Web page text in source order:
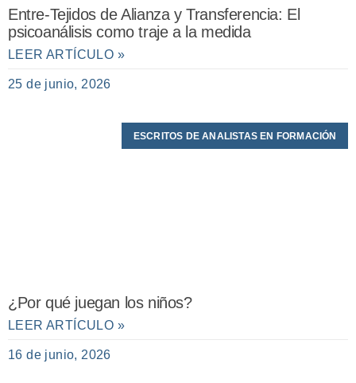
Entre-Tejidos de Alianza y Transferencia: El
psicoanálisis como traje a la medida
LEER ARTÍCULO »
25 de junio, 2026
ESCRITOS DE ANALISTAS EN FORMACIÓN
¿Por qué juegan los niños?
LEER ARTÍCULO »
16 de junio, 2026